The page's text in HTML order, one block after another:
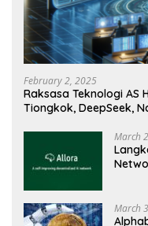
February 2, 2025
Raksasa Teknologi AS
Tiongkok, DeepSeek,
March
March